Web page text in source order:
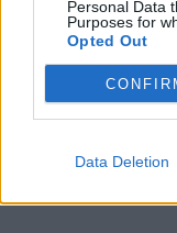
Personal Data
Purposes for
Opted Out
Data Deletion